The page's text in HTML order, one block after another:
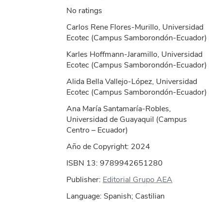
No ratings
Carlos Rene Flores-Murillo, Universidad
Ecotec (Campus Samborondón-Ecuador)
Karles Hoffmann-Jaramillo, Universidad
Ecotec (Campus Samborondón-Ecuador)
Alida Bella Vallejo-López, Universidad
Ecotec (Campus Samborondón-Ecuador)
Ana María Santamaría-Robles,
Universidad de Guayaquil (Campus
Centro – Ecuador)
Año de Copyright: 2024
ISBN 13: 9789942651280
Publisher: Editorial Grupo AEA
Language: Spanish; Castilian